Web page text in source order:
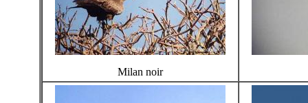
Milan noir